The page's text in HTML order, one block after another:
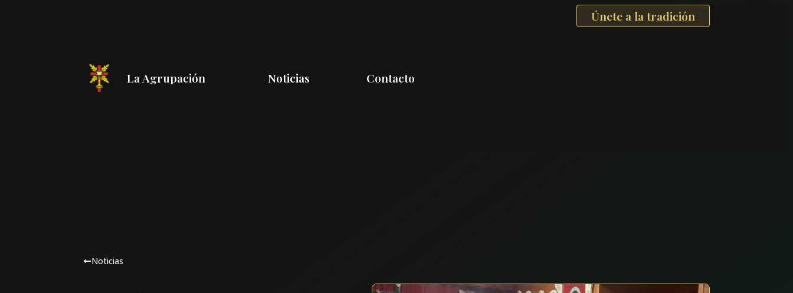
La Agrupación Noticias Contacto
Únete a la tradición
Noticias